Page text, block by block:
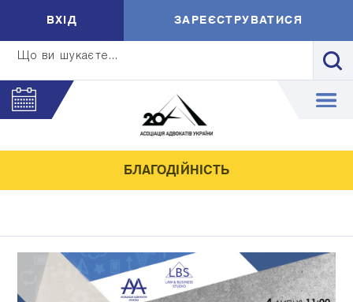
Що ви шукаєте...
ВXIД ЗАРЕЄСТРУВАТИСЯ
БЛАГОДІЙНІСТЬ